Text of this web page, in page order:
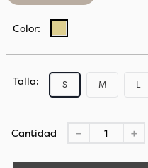
Talla S M L
Cantidad ＋
－